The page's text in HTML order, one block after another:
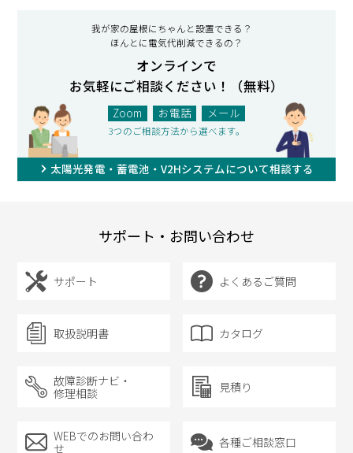
我が家の屋根にちゃんと設置できる？
ほんとに電気代削減できるの？
オンラインで
お気軽にご相談ください！（無料）
Zoom お電話 メール
3つのご相談方法から選べます。
太陽光発電・蓄電池・V2Hシステムについて相談する
サポート・お問い合わせ
サポート よくあるご質問
取扱説明書 カタログ
故障診断ナビ・
修理相談
見積り
WEBでのお問い合わ
せ
各種ご相談窓口